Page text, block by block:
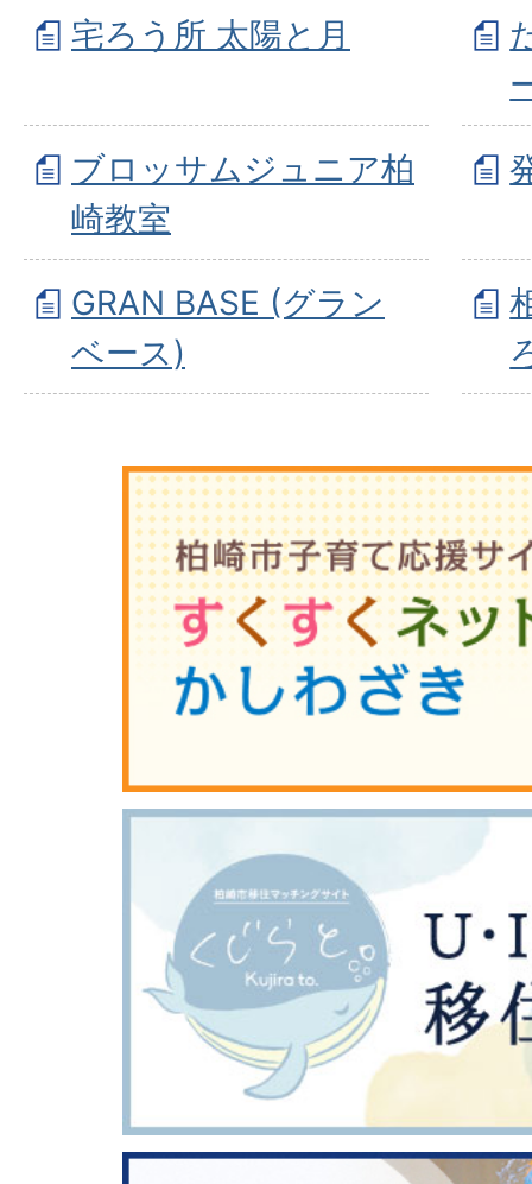
宅ろう所 太陽と月
ブロッサムジュニア柏
崎教室
GRAN BASE (グラン
ベース)